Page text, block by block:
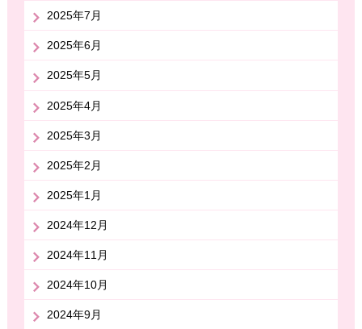
2025年7月
2025年6月
2025年5月
2025年4月
2025年3月
2025年2月
2025年1月
2024年12月
2024年11月
2024年10月
2024年9月